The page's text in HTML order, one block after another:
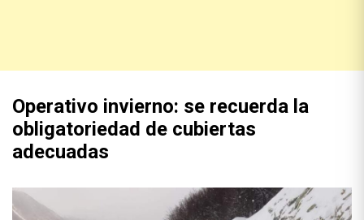
Operativo invierno: se recuerda la
obligatoriedad de cubiertas
adecuadas